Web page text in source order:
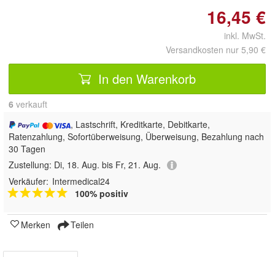
16,45 €
inkl. MwSt.
Versandkosten nur 5,90 €
In den Warenkorb
6 verkauft
, Lastschrift, Kreditkarte, Debitkarte,
Ratenzahlung, Sofortüberweisung, Überweisung, Bezahlung nach
30 Tagen
Zustellung: Di, 18. Aug. bis Fr, 21. Aug.
Verkäufer: Intermedical24
100% positiv
Merken Teilen